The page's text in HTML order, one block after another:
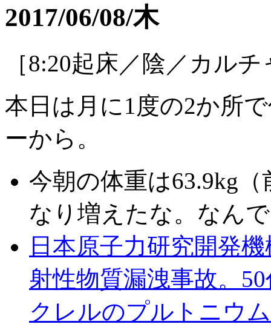
2017/06/08/木
［8:20起床／陰／カル
本日は月に1度の2か所
ーから。
今朝の体重は63.9kg
なり増えたな。なん
日本原子力研究開発
射性物質漏洩事故。
クレルのプルトニウ